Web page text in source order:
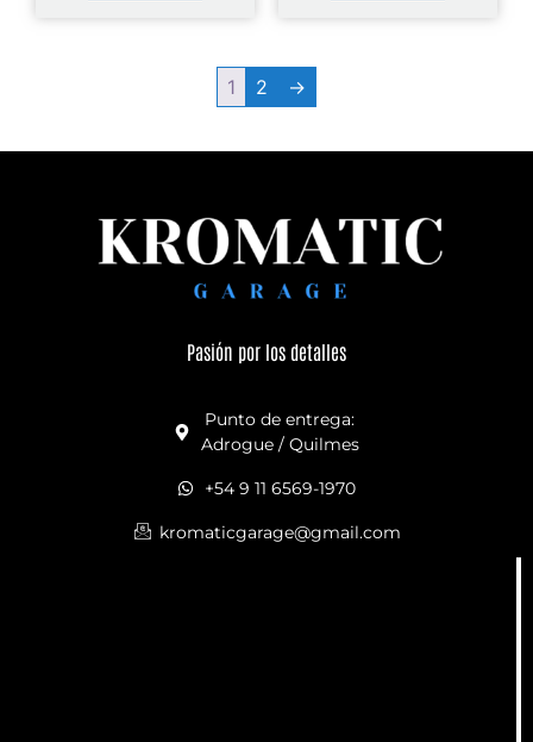
1 2 →
Pasión por los detalles
Punto de entrega:
Adrogue / Quilmes
+54 9 11 6569-1970
kromaticgarage@gmail.com